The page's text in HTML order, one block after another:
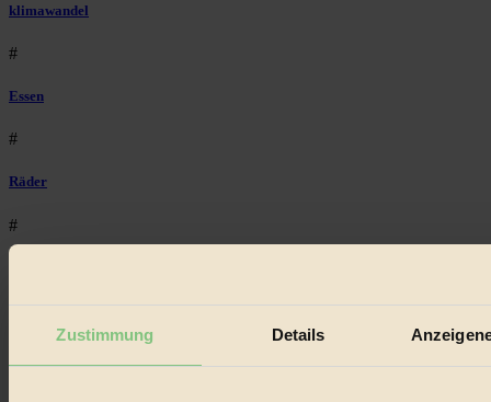
Zustimmung Details
klimawandel
#
Essen
#
Räder
#
#